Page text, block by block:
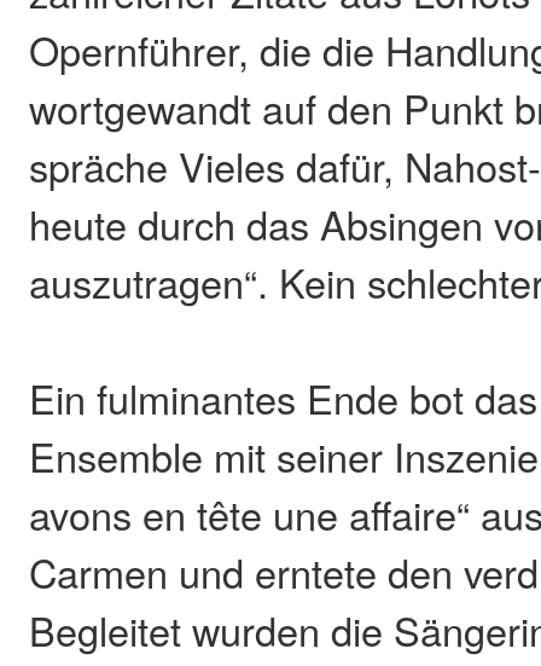
Opernführer, die die
wortgewandt auf den Punkt
spräche Vieles dafür,
heute durch das Absingen
auszutragen“. Kein
Ein fulminantes Ende bot
Ensemble mit seiner
avons en tête une affaire“
Carmen und erntete den
Begleitet wurden die